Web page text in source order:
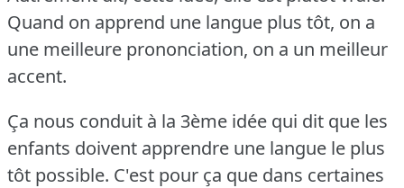
Quand on apprend une langue plus tôt, on a
une meilleure prononciation, on a un meilleur
accent.
Ça nous conduit à la 3ème idée qui dit que les
enfants doivent apprendre une langue le plus
tôt possible. C'est pour ça que dans certaines